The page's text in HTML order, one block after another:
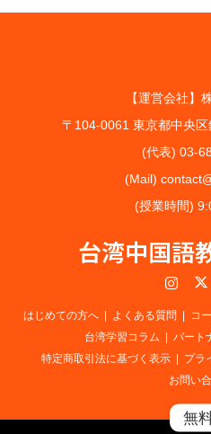
【運営会社】
〒104-0061 東京都中央
(代表) 03-
(Mail)
(授業時間)
台湾中国語
はじめての方へ よくある質問 コ
台湾学習コラム
パート
特定商取引法に基づく表示
プラ
お問い
無